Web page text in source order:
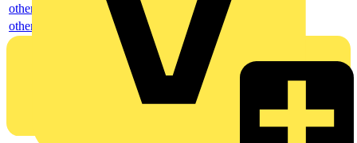
others
others